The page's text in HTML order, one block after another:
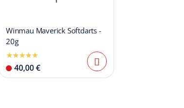
Winmau Maverick Softdarts -
20g
40,00 €